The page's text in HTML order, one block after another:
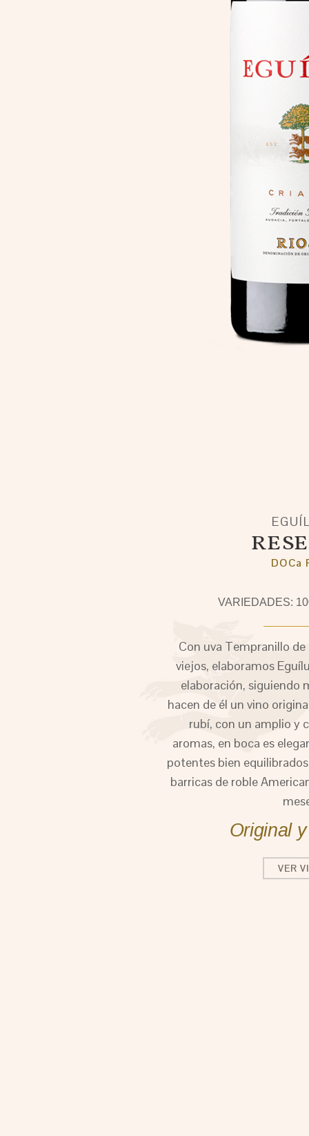
DOCa
VARIEDADES:
Con uva Tempranillo
viejos, elaboramos
elaboración, siguiendo
hacen de él un vino
rubí, con un amplio y
aromas, en boca es
potentes bien
barricas de roble
Original
VER